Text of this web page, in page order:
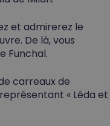
et admirerez le
De là, vous
Funchal.
carreaux de
« Léda et